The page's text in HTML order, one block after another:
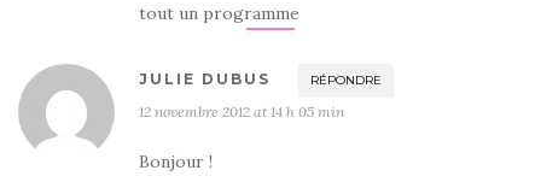
tout un programme
JULIE DUBUS RÉPONDRE
12 novembre 2012 at 14 h 05 min
Bonjour !